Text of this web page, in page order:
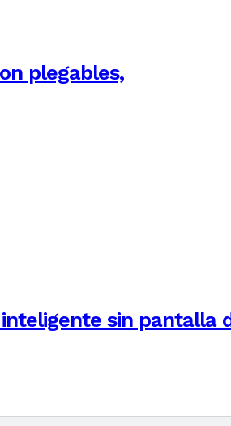
plegables,
sin pantalla